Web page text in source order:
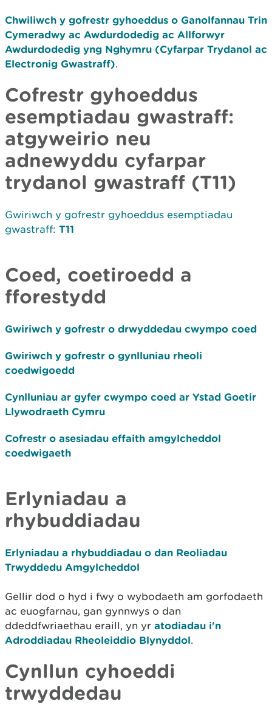
Chwiliwch y gofrestr gyhoeddus o Ganolfannau Trin
Cymeradwy ac Awdurdodedig ac Allforwyr
Awdurdodedig yng Nghymru (Cyfarpar Trydanol ac
Electronig Gwastraff).
Cofrestr gyhoeddus
esemptiadau gwastraff:
atgyweirio neu
adnewyddu cyfarpar
trydanol gwastraff (T11)
Gwiriwch y gofrestr gyhoeddus esemptiadau
gwastraff: T11
Coed, coetiroedd a
fforestydd
Gwiriwch y gofrestr o drwyddedau cwympo coed
Gwiriwch y gofrestr o gynlluniau rheoli
coedwigoedd
Cynlluniau ar gyfer cwympo coed ar Ystad Goetir
Llywodraeth Cymru
Cofrestr o asesiadau effaith amgylcheddol
coedwigaeth
Erlyniadau a
rhybuddiadau
Erlyniadau a rhybuddiadau o dan Reoliadau
Trwyddedu Amgylcheddol
Gellir dod o hyd i fwy o wybodaeth am gorfodaeth
ac euogfarnau, gan gynnwys o dan
ddeddfwriaethau eraill, yn yr atodiadau i'n
Adroddiadau Rheoleiddio Blynyddol.
Cynllun cyhoeddi
trwyddedau